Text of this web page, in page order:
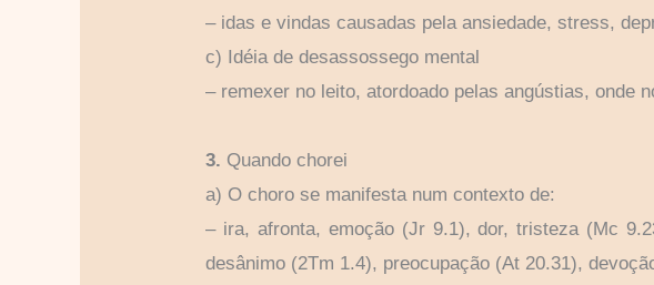
– idas e vindas causadas pela ansiedade, stress,
c) Idéia de desassossego mental
– remexer no leito, atordoado pelas angústias, onde
3. Quando chorei
a) O choro se manifesta num contexto de:
– ira, afronta, emoção (Jr 9.1), dor, tristeza (Mc
desânimo (2Tm 1.4), preocupação (At 20.31),